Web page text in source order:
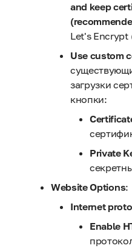
and keep
Let's Encrypt
Use custom
загрузки
кнопки:
Private
Website Options:
Internet
Enable